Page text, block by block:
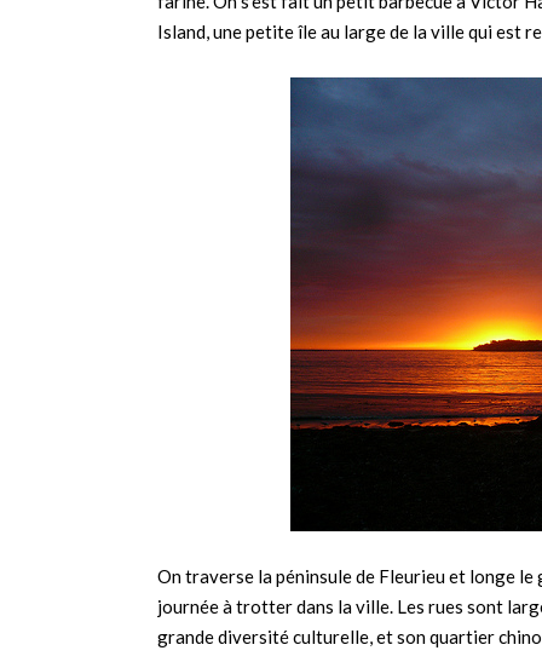
Island, une petite île au large de la ville qui est
On traverse la péninsule de Fleurieu et longe le
journée à trotter dans la ville. Les rues sont
grande diversité culturelle, et son quartier